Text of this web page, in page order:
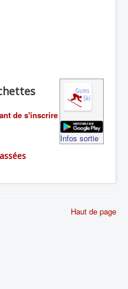
Infos sortie
de s'inscrire
Haut de page